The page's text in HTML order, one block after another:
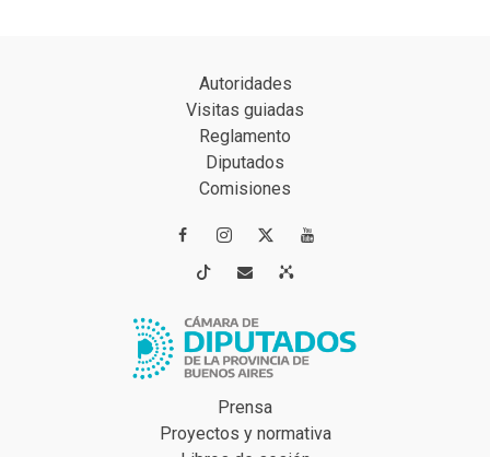
Autoridades
Visitas guiadas
Reglamento
Diputados
Comisiones
 
 
Prensa
Proyectos y normativa